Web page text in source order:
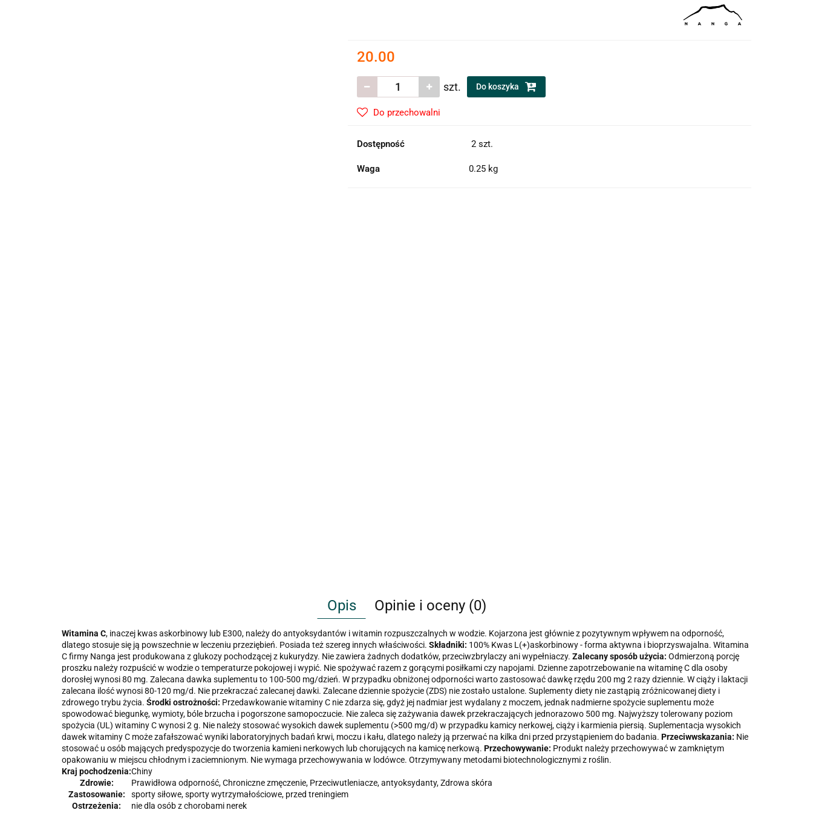
20.00
szt. Do koszyka
Do przechowalni
Dostępność 2 szt.
Waga 0.25 kg
Opis Opinie i oceny (0)
Witamina C, inaczej kwas askorbinowy lub E300, należy do antyoksydantów i witamin rozpuszczalnych w wodzie. Kojarzona jest głównie z pozytywnym wpływem na odporność,
dlatego stosuje się ją powszechnie w leczeniu przeziębień. Posiada też szereg innych właściwości. Składniki: 100% Kwas L(+)askorbinowy - forma aktywna i bioprzyswajalna. Witamina
C firmy Nanga jest produkowana z glukozy pochodzącej z kukurydzy. Nie zawiera żadnych dodatków, przeciwzbrylaczy ani wypełniaczy. Zalecany sposób użycia: Odmierzoną porcję
proszku należy rozpuścić w wodzie o temperaturze pokojowej i wypić. Nie spożywać razem z gorącymi posiłkami czy napojami. Dzienne zapotrzebowanie na witaminę C dla osoby
dorosłej wynosi 80 mg. Zalecana dawka suplementu to 100-500 mg/dzień. W przypadku obniżonej odporności warto zastosować dawkę rzędu 200 mg 2 razy dziennie. W ciąży i laktacji
zalecana ilość wynosi 80-120 mg/d. Nie przekraczać zalecanej dawki. Zalecane dziennie spożycie (ZDS) nie zostało ustalone. Suplementy diety nie zastąpią zróżnicowanej diety i
zdrowego trybu życia. Środki ostrożności: Przedawkowanie witaminy C nie zdarza się, gdyż jej nadmiar jest wydalany z moczem, jednak nadmierne spożycie suplementu może
spowodować biegunkę, wymioty, bóle brzucha i pogorszone samopoczucie. Nie zaleca się zażywania dawek przekraczających jednorazowo 500 mg. Najwyższy tolerowany poziom
spożycia (UL) witaminy C wynosi 2 g. Nie należy stosować wysokich dawek suplementu (>500 mg/d) w przypadku kamicy nerkowej, ciąży i karmienia piersią. Suplementacja wysokich
dawek witaminy C może zafałszować wyniki laboratoryjnych badań krwi, moczu i kału, dlatego należy ją przerwać na kilka dni przed przystąpieniem do badania. Przeciwwskazania: Nie
stosować u osób mających predyspozycje do tworzenia kamieni nerkowych lub chorujących na kamicę nerkową. Przechowywanie: Produkt należy przechowywać w zamkniętym
opakowaniu w miejscu chłodnym i zaciemnionym. Nie wymaga przechowywania w lodówce. Otrzymywany metodami biotechnologicznymi z roślin.
Kraj pochodzenia:Chiny
Zdrowie:
Prawidłowa odporność, Chroniczne zmęczenie, Przeciwutleniacze, antyoksydanty, Zdrowa skóra
Zastosowanie:
sporty siłowe, sporty wytrzymałościowe, przed treningiem
Ostrzeżenia:
nie dla osób z chorobami nerek